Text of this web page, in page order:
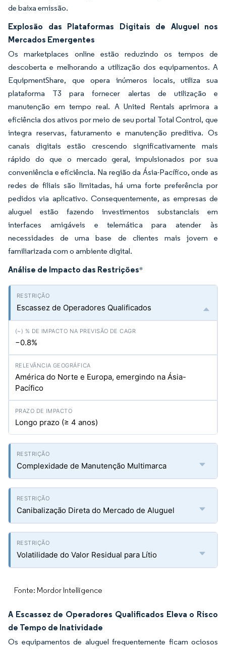
de baixa emissão.
Explosão das Plataformas Digitais de Aluguel nos
Mercados Emergentes
Os marketplaces online estão reduzindo os tempos de
descoberta e melhorando a utilização dos equipamentos. A
EquipmentShare, que opera inúmeros locais, utiliza sua
plataforma T3 para fornecer alertas de utilização e
manutenção em tempo real. A United Rentals aprimora a
eficiência dos ativos por meio de seu portal Total Control, que
integra reservas, faturamento e manutenção preditiva. Os
canais digitais estão crescendo significativamente mais
rápido do que o mercado geral, impulsionados por sua
conveniência e eficiência. Na região da Ásia-Pacífico, onde as
redes de filiais são limitadas, há uma forte preferência por
pedidos via aplicativo. Consequentemente, as empresas de
aluguel estão fazendo investimentos substanciais em
interfaces amigáveis e telemática para atender às
necessidades de uma base de clientes mais jovem e
familiarizada com o ambiente digital.
Análise de Impacto das Restrições*
Escassez de Operadores Qualificados
−0.8%
América do Norte e Europa, emergindo na Ásia-
Pacífico
Longo prazo (≥ 4 anos)
Complexidade de Manutenção Multimarca
Canibalização Direta do Mercado de Aluguel
Volatilidade do Valor Residual para Lítio
Fonte: Mordor Intelligence
A Escassez de Operadores Qualificados Eleva o Risco
de Tempo de Inatividade
Os equipamentos de aluguel frequentemente ficam ociosos